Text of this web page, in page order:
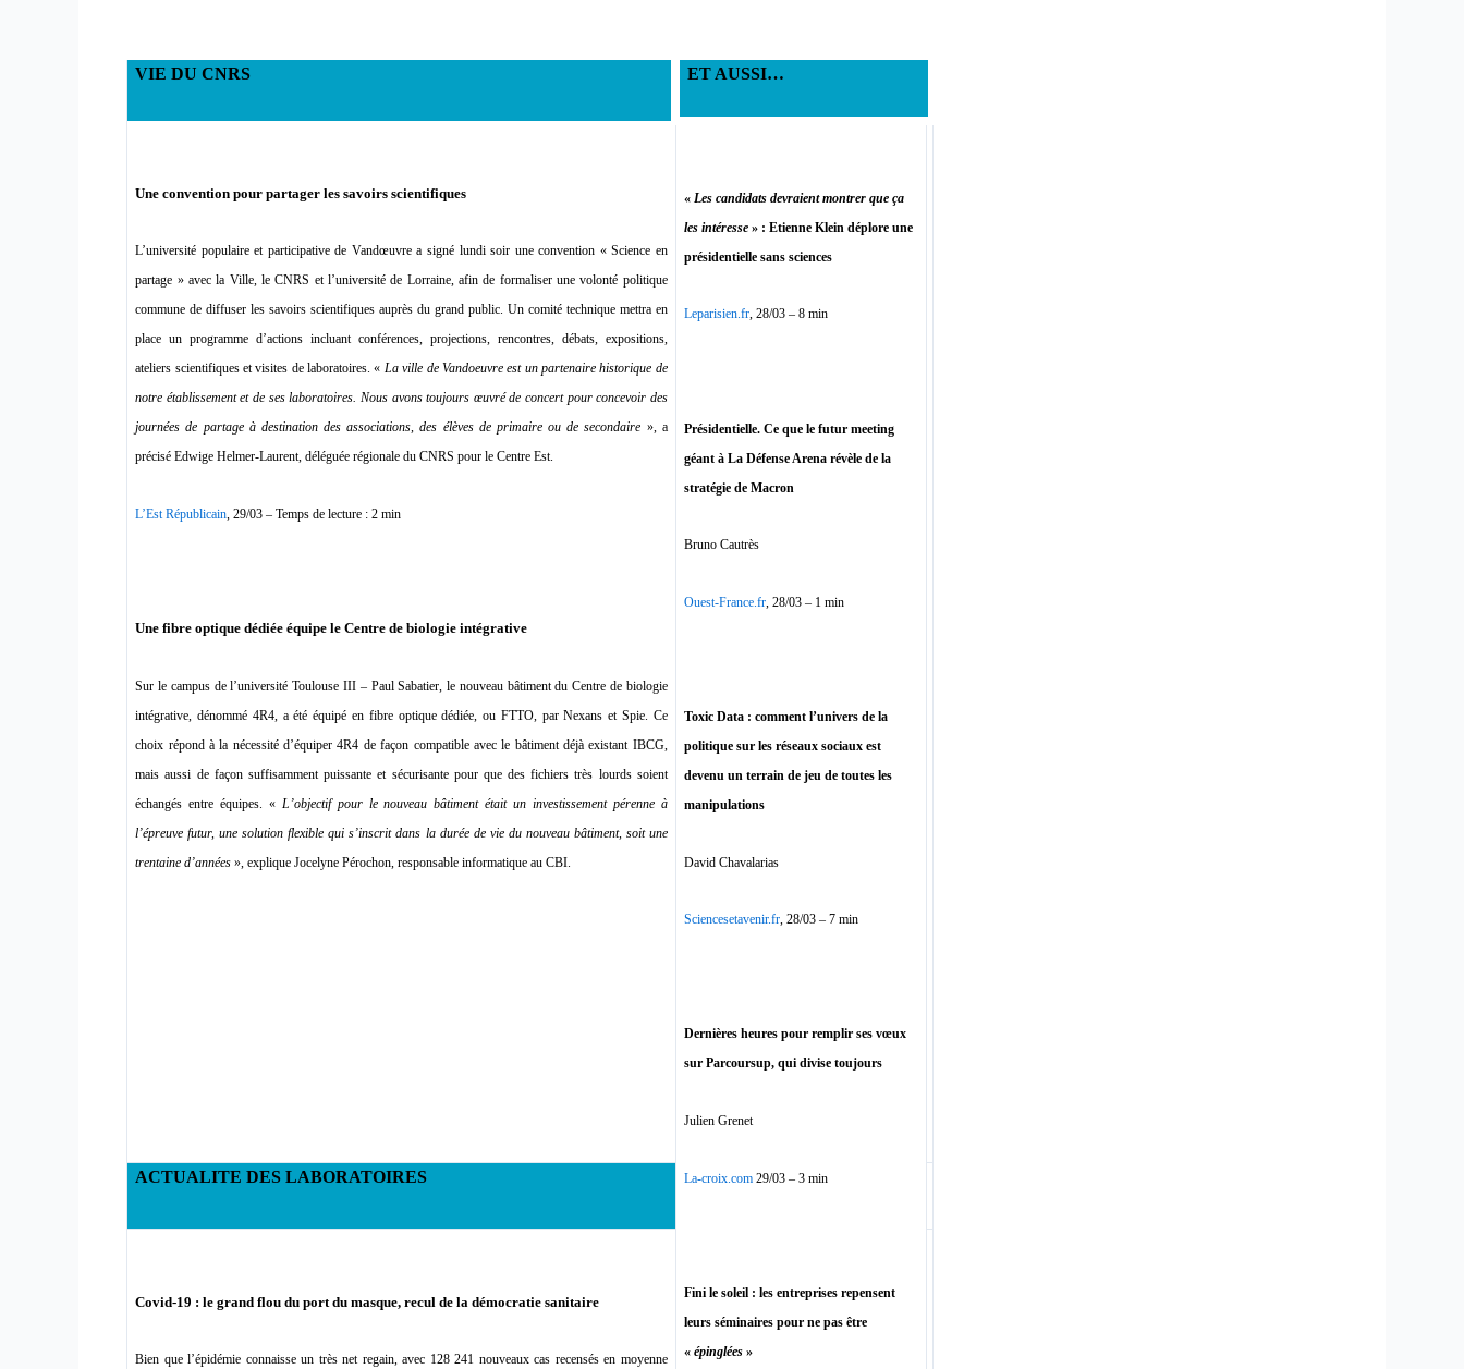
VIE DU CNRS ET AUSSI…
Une convention pour partager les savoirs scientifiques
L’université populaire et participative de Vandœuvre a signé lundi soir une convention « Science en
partage » avec la Ville, le CNRS et l’université de Lorraine, afin de formaliser une volonté politique
commune de diffuser les savoirs scientifiques auprès du grand public. Un comité technique mettra en
place un programme d’actions incluant conférences, projections, rencontres, débats, expositions,
ateliers scientifiques et visites de laboratoires. « La ville de Vandoeuvre est un partenaire historique de
notre établissement et de ses laboratoires. Nous avons toujours œuvré de concert pour concevoir des
journées de partage à destination des associations, des élèves de primaire ou de secondaire », a
précisé Edwige Helmer-Laurent, déléguée régionale du CNRS pour le Centre Est.
L’Est Républicain, 29/03 – Temps de lecture : 2 min
Une fibre optique dédiée équipe le Centre de biologie intégrative
Sur le campus de l’université Toulouse III – Paul Sabatier, le nouveau bâtiment du Centre de biologie
intégrative, dénommé 4R4, a été équipé en fibre optique dédiée, ou FTTO, par Nexans et Spie. Ce
choix répond à la nécessité d’équiper 4R4 de façon compatible avec le bâtiment déjà existant IBCG,
mais aussi de façon suffisamment puissante et sécurisante pour que des fichiers très lourds soient
échangés entre équipes. « L’objectif pour le nouveau bâtiment était un investissement pérenne à
l’épreuve futur, une solution flexible qui s’inscrit dans la durée de vie du nouveau bâtiment, soit une
trentaine d’années », explique Jocelyne Pérochon, responsable informatique au CBI.
« Les candidats devraient montrer que ça
les intéresse » : Etienne Klein déplore une
présidentielle sans sciences
Leparisien.fr, 28/03 – 8 min
Présidentielle. Ce que le futur meeting
géant à La Défense Arena révèle de la
stratégie de Macron
Bruno Cautrès
Ouest-France.fr , 28/03 – 1 min
Toxic Data : comment l’univers de la
politique sur les réseaux sociaux est
devenu un terrain de jeu de toutes les
manipulations
David Chavalarias
Sciencesetavenir.fr, 28/03 – 7 min
Dernières heures pour remplir ses vœux
sur Parcoursup, qui divise toujours
Julien Grenet
La-croix.com 29/03 – 3 min
Fini le soleil : les entreprises repensent
leurs séminaires pour ne pas être
«épinglées »
ACTUALITE DES LABORATOIRES
Covid-19 : le grand flou du port du masque, recul de la démocratie sanitaire
Bien que l’épidémie connaisse un très net regain, avec 128 241 nouveaux cas recensés en moyenne